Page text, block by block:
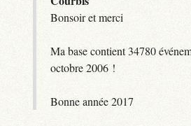
Bonsoir et merci
Ma base contient 34780
octobre 2006 !
Bonne année 2017